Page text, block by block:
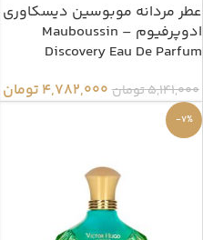
عطر مردانه موبوسین دیسکاوری
ادوپرفیوم – Mauboussin
Discovery Eau De Parfum
5,141,000تومان 4,782,000 تومان
-7%